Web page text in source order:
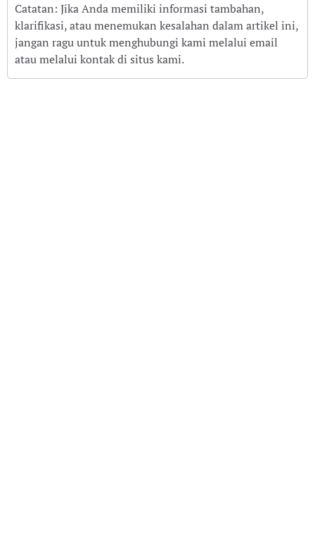
Catatan: Jika Anda memiliki informasi tambahan,
klarifikasi, atau menemukan kesalahan dalam artikel ini,
jangan ragu untuk menghubungi kami melalui email
atau melalui kontak di situs kami.